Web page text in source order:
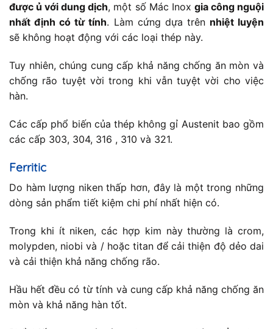
được ủ với dung dịch, một số Mác Inox gia công nguội
nhất định có từ tính. Làm cứng dựa trên nhiệt luyện
sẽ không hoạt động với các loại thép này.
Tuy nhiên, chúng cung cấp khả năng chống ăn mòn và
chống rão tuyệt vời trong khi vẫn tuyệt vời cho việc
hàn.
Các cấp phổ biến của thép không gỉ Austenit bao gồm
các cấp 303, 304, 316 , 310 và 321.
Ferritic
Do hàm lượng niken thấp hơn, đây là một trong những
dòng sản phẩm tiết kiệm chi phí nhất hiện có.
Trong khi ít niken, các hợp kim này thường là crom,
molypden, niobi và / hoặc titan để cải thiện độ dẻo dai
và cải thiện khả năng chống rão.
Hầu hết đều có từ tính và cung cấp khả năng chống ăn
mòn và khả năng hàn tốt.